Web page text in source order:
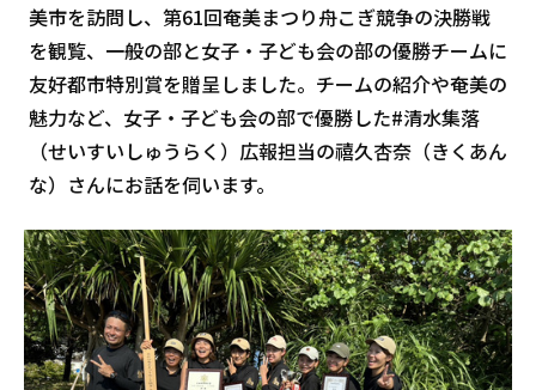
美市を訪問し、第61回奄美まつり舟こぎ競争の決勝戦
を観覧、一般の部と女子・子ども会の部の優勝チームに
友好都市特別賞を贈呈しました。チームの紹介や奄美の
魅力など、女子・子ども会の部で優勝した#清水集落
（せいすいしゅうらく）広報担当の禧久杏奈（きくあん
な）さんにお話を伺います。